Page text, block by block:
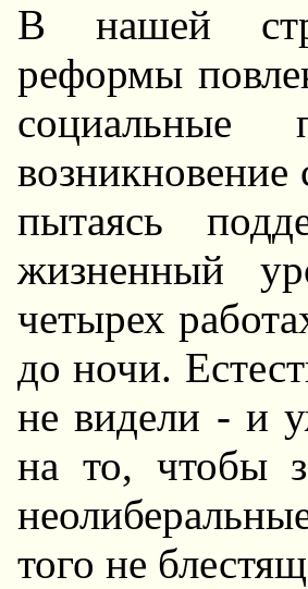
В нашей
реформы
пытаясь
жизненный
четырех
до ночи.
не видели - и
на то, чтобы
того не